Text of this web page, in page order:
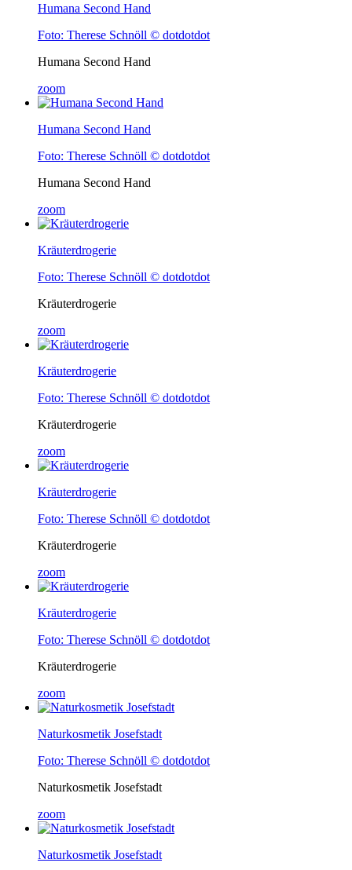
Humana Second Hand
Foto: Therese Schnöll © dotdotdot
Humana Second Hand
zoom
Humana Second Hand
Foto: Therese Schnöll © dotdotdot
Humana Second Hand
zoom
Kräuterdrogerie
Foto: Therese Schnöll © dotdotdot
Kräuterdrogerie
zoom
Kräuterdrogerie
Foto: Therese Schnöll © dotdotdot
Kräuterdrogerie
zoom
Kräuterdrogerie
Foto: Therese Schnöll © dotdotdot
Kräuterdrogerie
zoom
Kräuterdrogerie
Foto: Therese Schnöll © dotdotdot
Kräuterdrogerie
zoom
Naturkosmetik Josefstadt
Foto: Therese Schnöll © dotdotdot
Naturkosmetik Josefstadt
zoom
Naturkosmetik Josefstadt